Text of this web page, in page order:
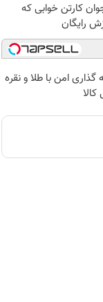
کارتن خوابی که
رایگان
گذاری امن با طلا و نقره